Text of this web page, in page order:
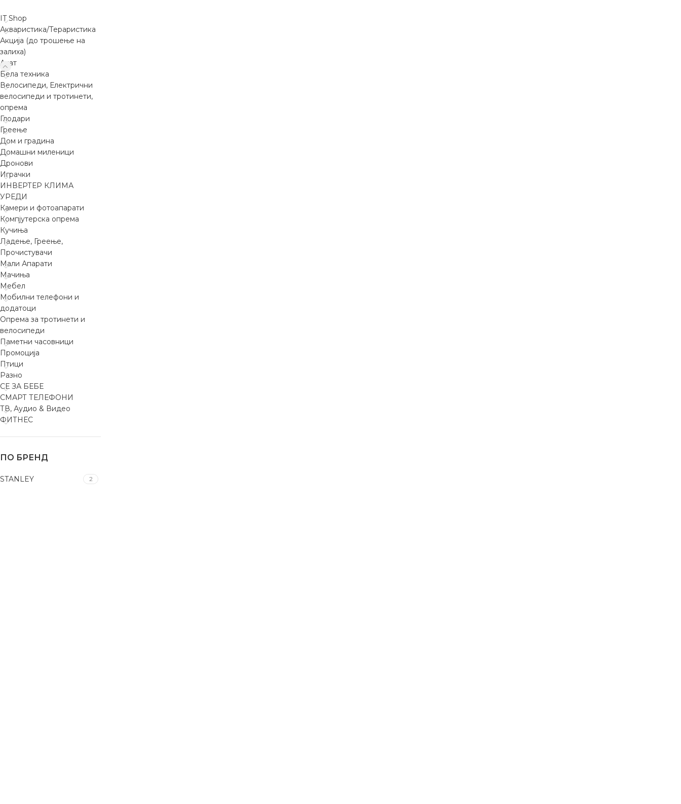
IT Shop
Акваристика/Тераристика
Акција (до трошење на
залиха)
Алат
Бела техника
Велосипеди, Електрични
велосипеди и тротинети,
опрема
Глодари
Греење
Дом и градина
Домашни миленици
Дронови
Играчки
ИНВЕРТЕР КЛИМА
УРЕДИ
Камери и фотоапарати
Компјутерска опрема
Кучиња
Ладење, Греење,
Прочистувачи
Мали Апарати
Мачиња
Мебел
Мобилни телефони и
додатоци
Опрема за тротинети и
велосипеди
Паметни часовници
Промоција
Птици
Разно
СЕ ЗА БЕБЕ
СМАРТ ТЕЛЕФОНИ
ТВ, Аудио & Видео
ФИТНЕС
ПО БРЕНД
STANLEY 2